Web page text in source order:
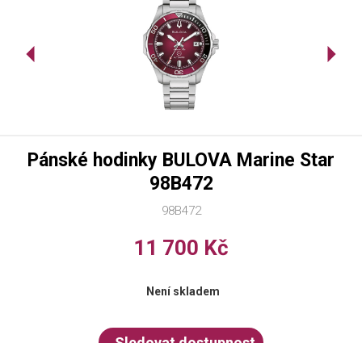
98B472
Pánské hodinky BULOVA Marine Star
98B472
11 700 Kč
Není skladem